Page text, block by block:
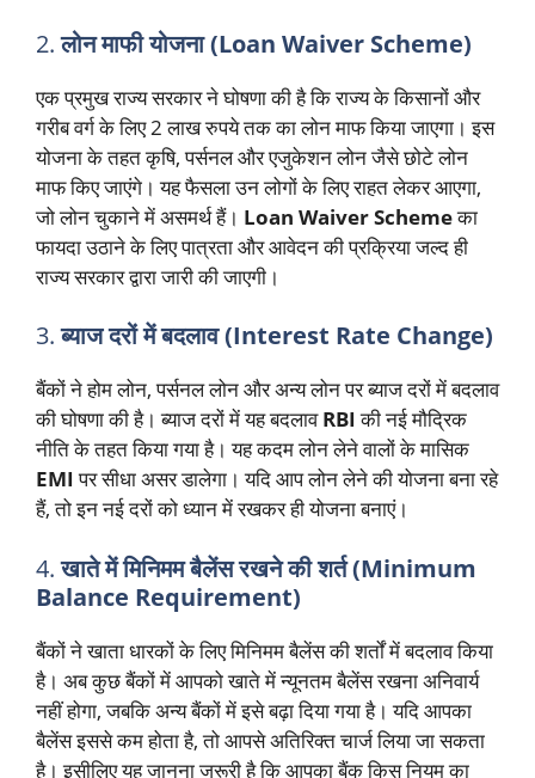
2.लोन माफी योजना (Loan Waiver Scheme)
एक प्रमुख राज्य सरकार ने घोषणा की है कि राज्य के किसानों और
गरीब वर्ग के लिए 2 लाख रुपये तक का लोन माफ किया जाएगा। इस
योजना के तहत कृषि, पर्सनल और एजुकेशन लोन जैसे छोटे लोन
माफ किए जाएंगे। यह फैसला उन लोगों के लिए राहत लेकर आएगा,
जो लोन चुकाने में असमर्थ हैं। Loan Waiver Schemeका
फायदा उठाने के लिए पात्रता और आवेदन की प्रक्रिया जल्द ही
राज्य सरकार द्वारा जारी की जाएगी।
3.ब्याज दरों में बदलाव (Interest Rate Change)
बैंकों ने होम लोन, पर्सनल लोन और अन्य लोन पर ब्याज दरों में बदलाव
की घोषणा की है। ब्याज दरों में यह बदलावRBI की नई मौद्रिक
नीति के तहत किया गया है। यह कदम लोन लेने वालों के मासिक
EMI पर सीधा असर डालेगा। यदि आप लोन लेने की योजना बना रहे
हैं, तो इन नई दरों को ध्यान में रखकर ही योजना बनाएं।
4.खाते में मिनिमम बैलेंस रखने की शर्त (Minimum
Balance Requirement)
बैंकों ने खाता धारकों के लिए मिनिमम बैलेंस की शर्तों में बदलाव किया
है। अब कुछ बैंकों में आपको खाते में न्यूनतम बैलेंस रखना अनिवार्य
नहीं होगा, जबकि अन्य बैंकों में इसे बढ़ा दिया गया है। यदि आपका
बैलेंस इससे कम होता है, तो आपसे अतिरिक्त चार्ज लिया जा सकता
है। इसीलिए यह जानना जरूरी है कि आपका बैंक किस नियम का